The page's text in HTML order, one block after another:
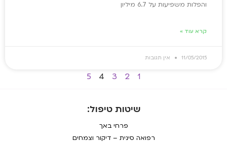
והפלות משפיעות על 6.7 מיליון
קרא עוד »
11/05/2015 אין תגובות
1
2
3
4
5
שיטות טיפול:
פרחי באך
רפואה סינית – דיקור וצמחים